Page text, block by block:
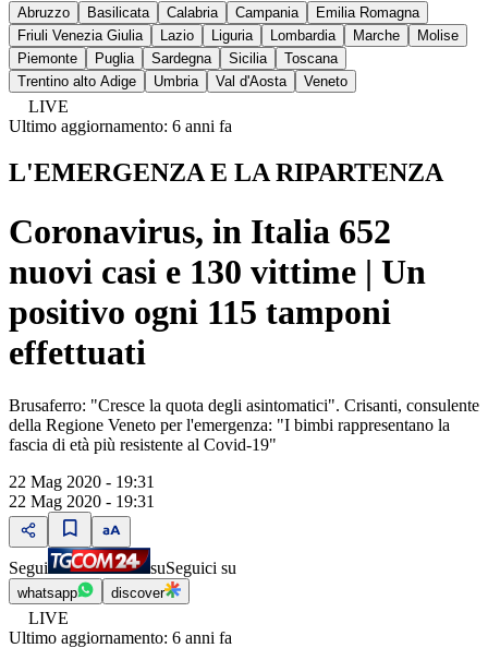
Abruzzo Basilicata Calabria Campania
Emilia Romagna
Friuli Venezia Giulia
Lazio Liguria Lombardia Marche
Molise
Piemonte
Puglia Sardegna Sicilia
Toscana
Trentino alto Adige
Umbria Val d'Aosta Veneto
LIVE
Ultimo aggiornamento: 6 anni fa
L'EMERGENZA E LA RIPARTENZA
Coronavirus, in Italia 652
nuovi casi e 130 vittime | Un
positivo ogni 115 tamponi
effettuati
Brusaferro: "Cresce la quota degli asintomatici". Crisanti, consulente
della Regione Veneto per l'emergenza: "I bimbi rappresentano la
fascia di età più resistente al Covid-19"
22 Mag 2020 - 19:31
22 Mag 2020 - 19:31
Segui suSeguici su
whatsapp discover
LIVE
Ultimo aggiornamento: 6 anni fa